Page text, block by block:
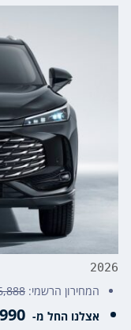
2026
המחירון הרשמי: ₪
אצלנו החל מ-